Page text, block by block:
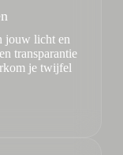
jouw licht en
transparantie
je twijfel